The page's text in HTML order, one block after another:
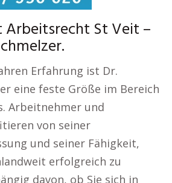
Arbeitsrecht St Veit –
Erfahrung ist Dr.
eine feste Größe im Bereich
Arbeitnehmer und
von seiner
und seiner Fähigkeit,
erfolgreich zu
davon, ob Sie sich in